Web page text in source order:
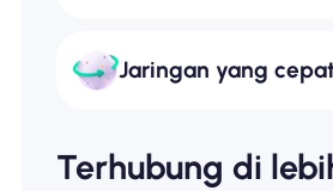
Jaringan yang
Terhubung di